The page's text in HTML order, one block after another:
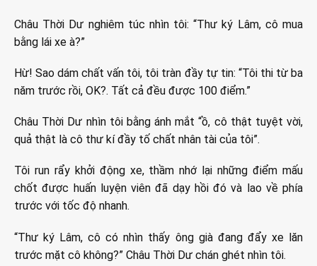
Châu Thời Dư nghiêm túc nhìn tôi: “Thư ký Lâm, cô mua
bằng lái xe à?”
Hừ! Sao dám chất vấn tôi, tôi tràn đầy tự tin: “Tôi thi từ ba
năm trước rồi, OK?. Tất cả đều được 100 điểm.”
Châu Thời Dư nhìn tôi bằng ánh mắt “ồ, cô thật tuyệt vời,
quả thật là cô thư kí đầy tố chất nhân tài của tôi”.
Tôi run rẩy khởi động xe, thầm nhớ lại những điểm mấu
chốt được huấn luyện viên đã dạy hồi đó và lao về phía
trước với tốc độ nhanh.
“Thư ký Lâm, cô có nhìn thấy ông già đang đẩy xe lăn
trước mặt cô không?” Châu Thời Dư chán ghét nhìn tôi.